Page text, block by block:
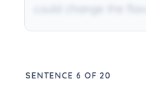
could change the
SENTENCE 6 OF 20